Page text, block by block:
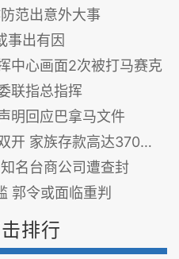
范出意外大事
事出有因
中心画面2次被打马赛克
联指总指挥
明回应巴拿马文件
存款高达370亿债券510亿
名台商公司遭查封
郭令或面临重判
排行